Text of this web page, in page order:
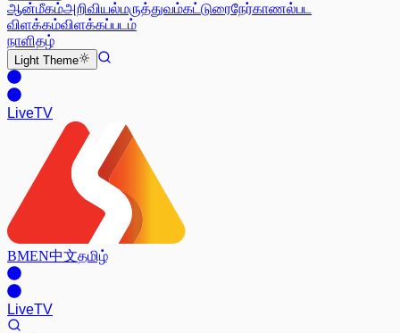
ஆன்மீகம்அறிவியல்மருத்துவம்கட்டுரைநேர்காணல்பட
விளக்கம்விளக்கப்படம்
நாளிதழ்
Light Theme
LiveTV
BMEN中文தமிழ்
LiveTV